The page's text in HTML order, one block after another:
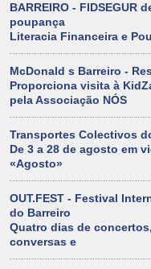
BARREIRO - FIDSEGUR
poupança
Literacia Financeira e
McDonald s Barreiro -
Proporciona visita à
pela Associação NÓS
Transportes Colectivos
De 3 a 28 de agosto em
«Agosto»
OUT.FEST - Festival
do Barreiro
Quatro dias de
conversas e